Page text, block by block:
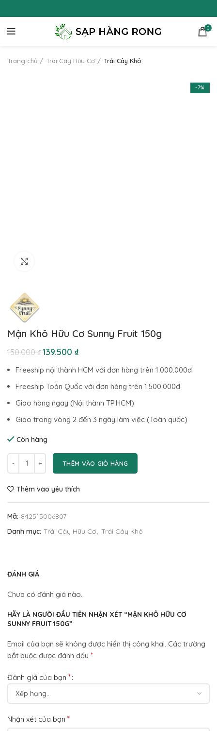
0
Trang chủ Trái Cây Hữu Cơ Trái Cây Khô
-7%
Mận Khô Hữu Cơ Sunny Fruit 150g
150.000₫ 139.500 ₫
Freeship nội thành HCM với đơn hàng trên 1.000.000đ
Freeship Toàn Quốc với đơn hàng trên 1.500.000đ
Giao hàng ngay (Nội thành TP.HCM)
Giao trong vòng 2 đến 3 ngày làm việc (Toàn quốc)
Còn hàng
THÊM VÀO GIỎ HÀNG
Thêm vào yêu thích
Mã: 842515006807
Danh mục: Trái Cây Hữu Cơ Trái Cây Khô
ĐÁNH GIÁ
Chưa có đánh giá nào.
HÃY LÀ NGƯỜI ĐẦU TIÊN NHẬN XÉT “MẬN KHÔ HỮU CƠ
SUNNY FRUIT 150G”
Email của bạn sẽ không được hiển thị công khai. Các trường
bắt buộc được đánh dấu *
Đánh giá của bạn *
Nhận xét của bạn *